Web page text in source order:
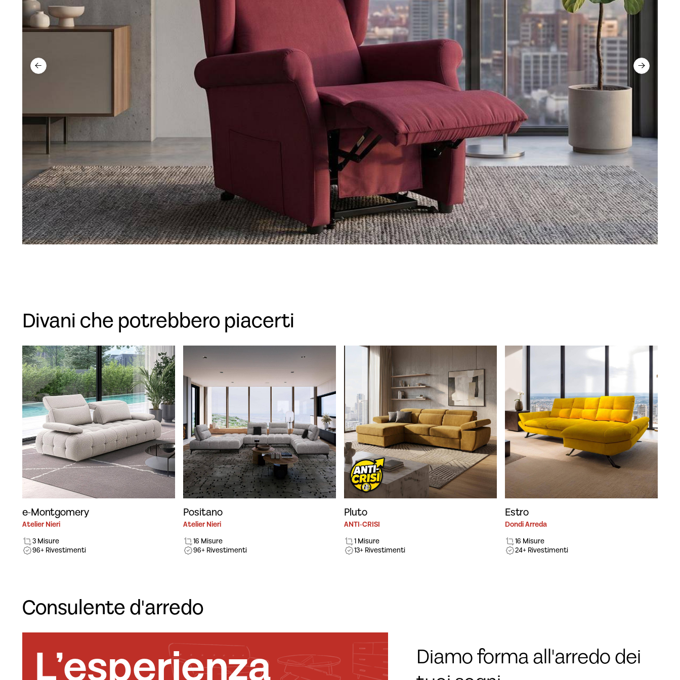
Divani che potrebbero piacerti
e-Montgomery
Atelier Nieri
3 Misure
96+ Rivestimenti
Positano
Atelier Nieri
16 Misure
96+ Rivestimenti
Pluto
ANTI-CRISI
1 Misure
13+ Rivestimenti
Estro
Dondi Arreda
16 Misure
24+ Rivestimenti
Consulente d'arredo
Diamo forma all'arredo dei